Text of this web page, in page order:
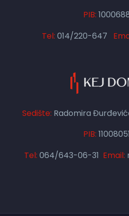
PIB:
Tel: 014/220-647
Sedište: Radomira
PIB:
Tel: 064/643-06-31 Email: